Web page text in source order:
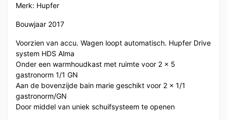
Merk: Hupfer
Bouwjaar 2017
Voorzien van accu. Wagen loopt automatisch. Hupfer Drive
system HDS Alma
Onder een warmhoudkast met ruimte voor 2 x 5
gastronorm 1/1 GN
Aan de bovenzijde bain marie geschikt voor 2 x 1/1
gastronorm/GN
Door middel van uniek schuifsysteem te openen